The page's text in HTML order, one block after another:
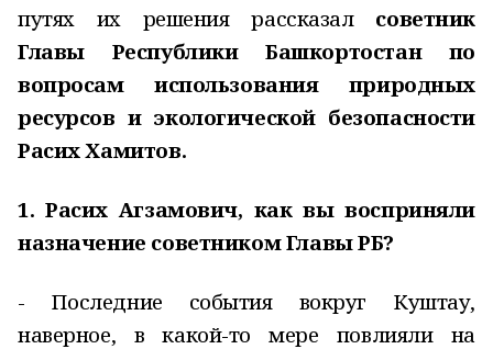
путях их решения рассказалсоветник
Главы Республики Башкортостан по
вопросам использования природных
ресурсов и экологической безопасности
Расих Хамитов.
1. Расих Агзамович, как вы восприняли
назначение советником Главы РБ?
- Последние события вокруг Куштау,
наверное, в какой-то мере повлияли на